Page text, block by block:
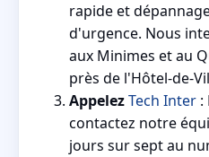
rapide et
d'urgence. Nous
aux Minimes et au
près de l'Hôtel-de-
AppelezTech Inter :
contactez notre
jours sur sept au